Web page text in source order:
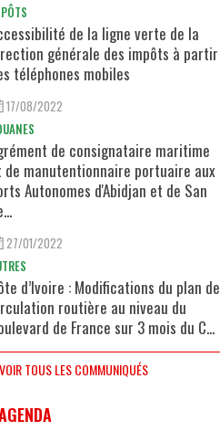
de la ligne verte de la
générale des impôts à partir
téléphones mobiles
17/08/2022
de consignataire maritime
de manutentionnaire portuaire aux
Autonomes d'Abidjan et de San
27/01/2022
d’Ivoire : Modifications du plan de
routière au niveau du
de France sur 3 mois du C...
VOIR TOUS LES COMMUNIQUÉS